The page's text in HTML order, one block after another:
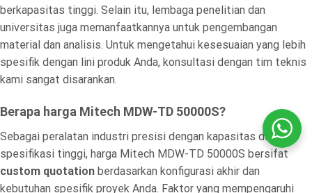
berkapasitas tinggi. Selain itu, lembaga penelitian dan
universitas juga memanfaatkannya untuk pengembangan
material dan analisis. Untuk mengetahui kesesuaian yang lebih
spesifik dengan lini produk Anda, konsultasi dengan tim teknis
kami sangat disarankan.
Berapa harga Mitech MDW-TD 50000S?
Sebagai peralatan industri presisi dengan kapasitas dan
spesifikasi tinggi, harga Mitech MDW-TD 50000S bersifat
custom quotation berdasarkan konfigurasi akhir dan
kebutuhan spesifik proyek Anda. Faktor yang mempengaruhi